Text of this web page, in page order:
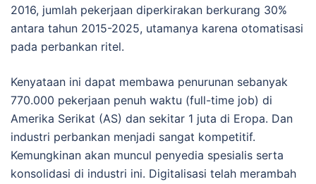
2016, jumlah pekerjaan diperkirakan berkurang 30%
antara tahun 2015-2025, utamanya karena otomatisasi
pada perbankan ritel.
Kenyataan ini dapat membawa penurunan sebanyak
770.000 pekerjaan penuh waktu (full-time job) di
Amerika Serikat (AS) dan sekitar 1 juta di Eropa. Dan
industri perbankan menjadi sangat kompetitif.
Kemungkinan akan muncul penyedia spesialis serta
konsolidasi di industri ini. Digitalisasi telah merambah